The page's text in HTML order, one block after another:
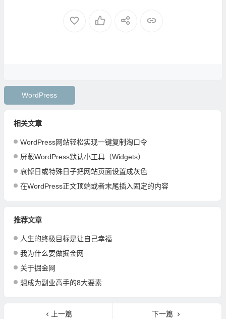
WordPress
相关文章
WordPress网站轻松实现一键复制淘口令
屏蔽WordPress默认小工具（Widgets）
哀悼日或特殊日子把网站页面设置成灰色
在WordPress正文顶端或者末尾插入固定的内容
推荐文章
人生的终极目标是让自己幸福
我为什么要做掘金网
关于掘金网
想成为副业高手的8大要素
上一篇
下一篇